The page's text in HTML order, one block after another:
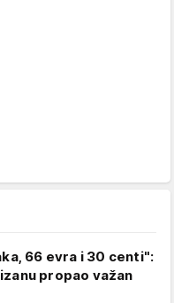
66 evra i 30 centi":
propao važan